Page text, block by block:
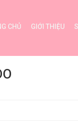
CHỦ GIỚI THIỆU